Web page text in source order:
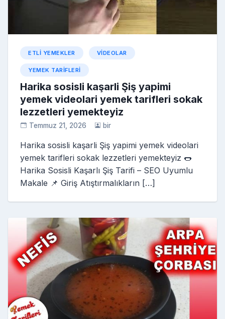
ETLI YEMEKLER VIDEOLAR
YEMEK TARIFLERI
Harika sosisli kaşarli Şiş yapimi
yemek videolari yemek tarifleri sokak
lezzetleri yemekteyiz
Temmuz 21, 2026 bir
Harika sosisli kaşarli Şiş yapimi yemek videolari
yemek tarifleri sokak lezzetleri yemekteyiz 🌭
Harika Sosisli Kaşarlı Şiş Tarifi – SEO Uyumlu
Makale 📌 Giriş Atıştırmalıkların […]